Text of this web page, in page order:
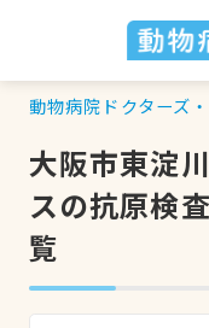
動物病院ドクターズ
大阪市東淀
スの抗原検
覧